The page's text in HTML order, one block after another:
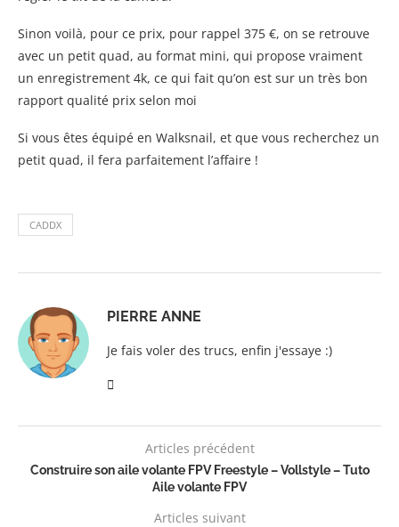
Sinon voilà, pour ce prix, pour rappel 375 €, on se retrouve
avec un petit quad, au format mini, qui propose vraiment
un enregistrement 4k, ce qui fait qu’on est sur un très bon
rapport qualité prix selon moi
Si vous êtes équipé en Walksnail, et que vous recherchez un
petit quad, il fera parfaitement l’affaire !
CADDX
PIERRE ANNE
Je fais voler des trucs, enfin j'essaye :)
Articles précédent
Construire son aile volante FPV Freestyle – Vollstyle – Tuto
Aile volante FPV
Articles suivant